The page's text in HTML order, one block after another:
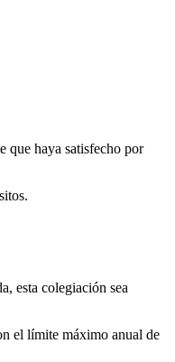
que haya satisfecho por
esta colegiación sea
el límite máximo anual de